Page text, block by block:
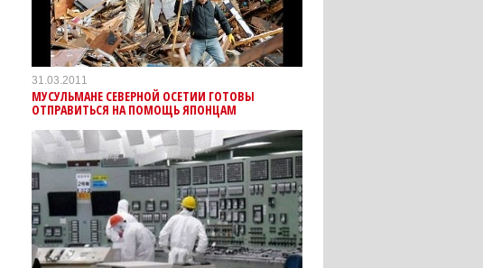
31.03.2011
МУСУЛЬМАНЕ СЕВЕРНОЙ ОСЕТИИ ГОТОВЫ
ОТПРАВИТЬСЯ НА ПОМОЩЬ ЯПОНЦАМ